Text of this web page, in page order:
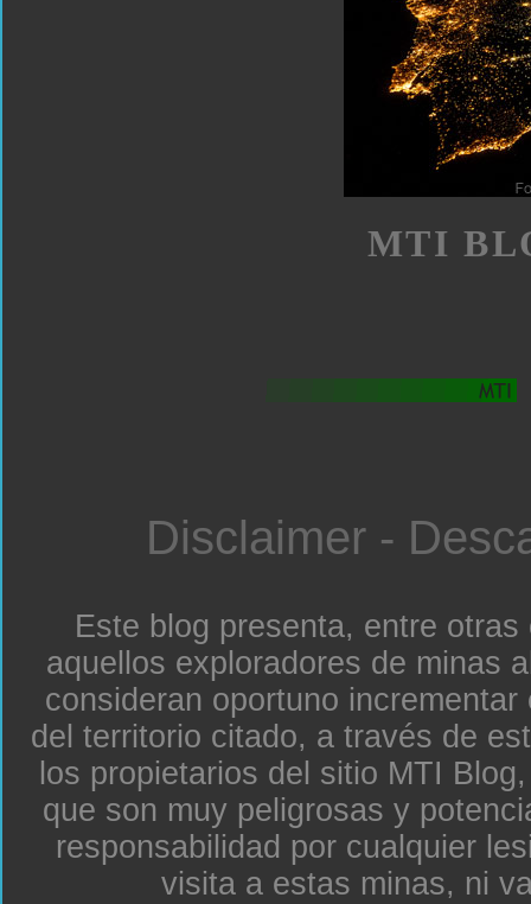
MTI
Disclaimer -
Este blog presenta, entre
aquellos exploradores de minas
consideran oportuno
del territorio citado, a través de
los propietarios del sitio MTI
que son muy peligrosas y
responsabilidad por cualquier
visita a estas minas, ni